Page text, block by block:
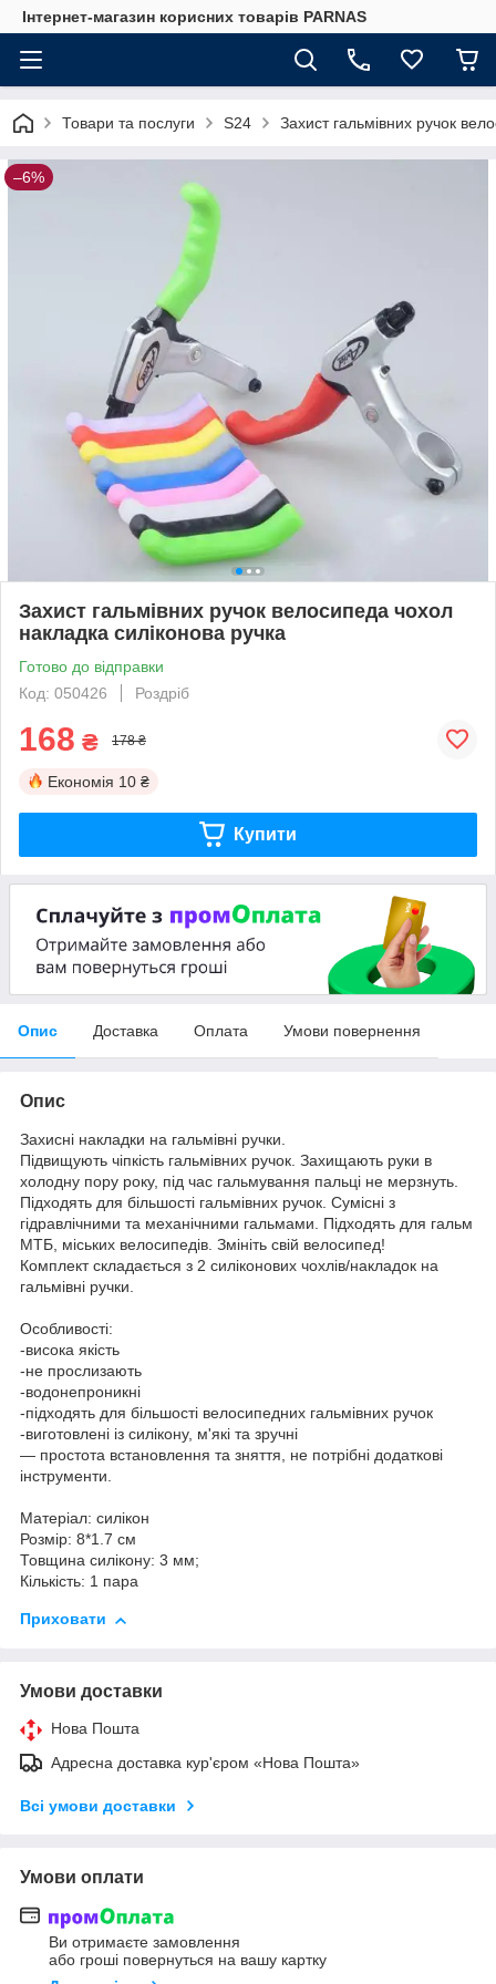
Інтернет-магазин корисних товарів PARNAS
Товари та послуги S24 Захист гальмівних ручок
–6%
Захист гальмівних ручок велосипеда чохол
накладка силіконова ручка
Готово до відправки
Код: 050426
Роздріб
168 ₴ 178 ₴
Економія 10 ₴
Купити
Опис Доставка Оплата Умови повернення
Опис
Захисні накладки на гальмівні ручки.
Підвищують чіпкість гальмівних ручок. Захищають руки в
холодну пору року, під час гальмування пальці не мерзнуть.
Підходять для більшості гальмівних ручок. Сумісні з
гідравлічними та механічними гальмами. Підходять для гальм
МТБ, міських велосипедів. Змініть свій велосипед!
Комплект складається з 2 силіконових чохлів/накладок на
гальмівні ручки.
Особливості:
-висока якість
-не прослизають
-водонепроникні
-підходять для більшості велосипедних гальмівних ручок
-виготовлені із силікону, м'які та зручні
— простота встановлення та зняття, не потрібні додаткові
інструменти.
Матеріал: силікон
Розмір: 8*1.7 см
Товщина силікону: 3 мм;
Кількість: 1 пара
Приховати
Умови доставки
Нова Пошта
Адресна доставка кур'єром «Нова Пошта»
Всі умови доставки
Умови оплати
Ви отримаєте замовлення
або гроші повернуться на вашу картку